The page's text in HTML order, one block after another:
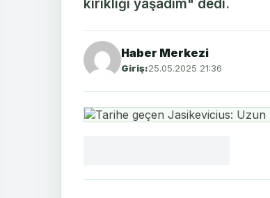
kırıklığı yaşadım" dedi.
Haber Merkezi
Giriş:25.05.2025 21:36